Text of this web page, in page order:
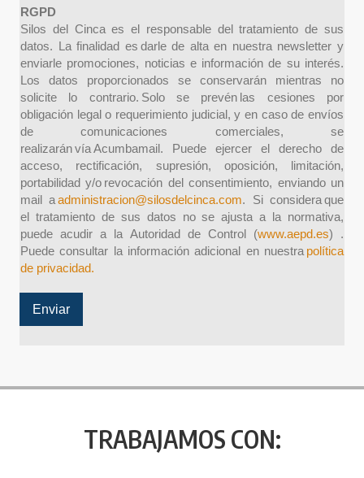
e
c
k
b
o
x
e
s
*
RGPD
Silos del Cinca es el responsable del tratamiento de sus
datos. La finalidad es darle de alta en nuestra newsletter y
enviarle promociones, noticias e información de su interés.
Los datos proporcionados se conservarán mientras no
solicite lo contrario. Solo se prevén las cesiones por
obligación legal o requerimiento judicial, y en caso de envíos
de comunicaciones comerciales, se
realizarán vía Acumbamail. Puede ejercer el derecho de
acceso, rectificación, supresión, oposición, limitación,
portabilidad y/o revocación del consentimiento, enviando un
mail aadministracion@silosdelcinca.com. Si considera que
el tratamiento de sus datos no se ajusta a la normativa,
puede acudir a la Autoridad de Control (www.aepd.es) .
Puede consultar la información adicional en nuestra política
de privacidad.
Enviar
TRABAJAMOS CON: